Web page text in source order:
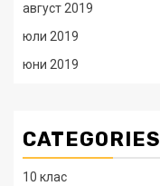
август 2019
юли 2019
юни 2019
CATEGORIES
10 клас